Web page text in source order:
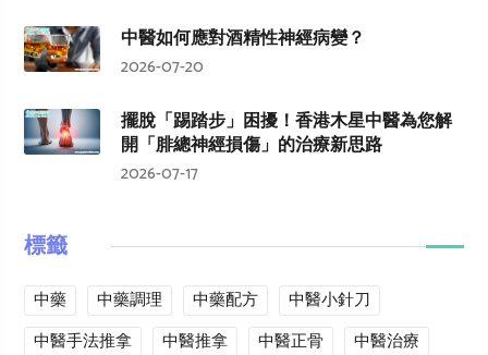
中醫如何應對酒精性神經病變？
2026-07-20
擺脫「踢踏步」困擾！香港木星中醫為您解
開「腓總神經損傷」的治療新思路
2026-07-17
標籤
中藥 中藥調理 中藥配方
中醫小針刀
中醫手法推拿
中醫推拿 中醫正骨 中醫治療